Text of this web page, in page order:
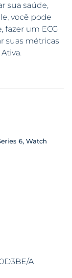
sua saúde,
você pode
fazer um ECG
suas métricas
6, Watch
A